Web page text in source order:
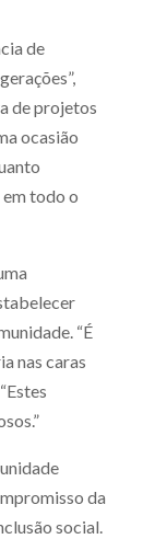
de
de projetos
ocasião
todo o
“É
nas caras
da
social.